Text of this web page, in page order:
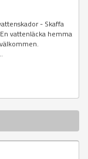
- Skaffa
vattenläcka hemma